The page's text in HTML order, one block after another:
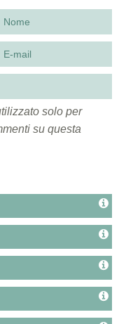
solo per
su questa